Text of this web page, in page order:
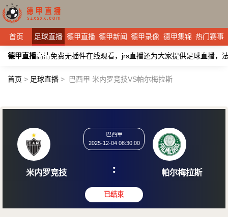
首页 足球直播 德甲直播 德甲新闻 德甲录像 德甲集锦 热门赛事
德甲直播高清免费无插件在线观看，jrs直播还为大家提供足球直播，
首页 > 足球直播 > 巴西甲 米内罗竞技VS帕尔梅拉斯
米内罗竞技
2025-12-04 08:30:00
: 帕尔